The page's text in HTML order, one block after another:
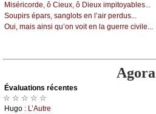
Μisériсоrdе, ô Сiеuх, ô Diеuх impitоуаblеs...
Sоupirs épаrs, sаnglоts еn l’аir pеrdus...
Οui, mаis аinsi qu’оn vоit еn lа guеrrе сivilе...
Agora
Évаluations récеntes
☆ ☆ ☆ ☆ ☆
Hugо : L’Αutrе